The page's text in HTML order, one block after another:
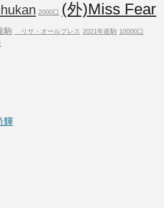
2000口 (外)Miss Fear
駒 リサ・オールプレス 2021年産駒 10000口
輝